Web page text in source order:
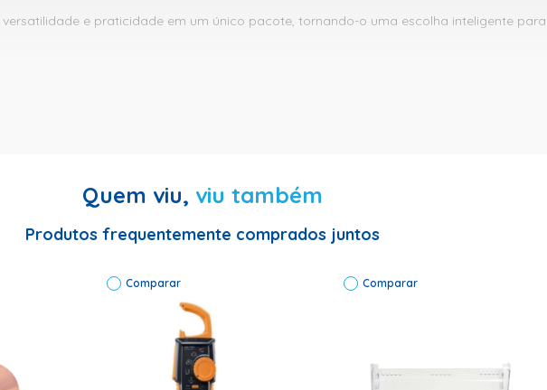
e praticidade em um único pacote, tornando-o uma escolha inteligente
| Modelo: EMR70HLR | Cor: Preto| Voltagem: 220 Volts | Gás Refrigerante: R-134ª | Código
EMR70HLR | Cor: Preto| Voltagem: 220 Volts | Gás Refrigerante: R-134ª | Código de
Quem viu, viu também
Produtos frequentemente comprados juntos
Comparar Comparar